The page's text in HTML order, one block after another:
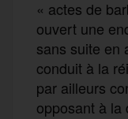
« actes de
ouvert une
sans suite en
conduit à la
par ailleurs
opposant à la